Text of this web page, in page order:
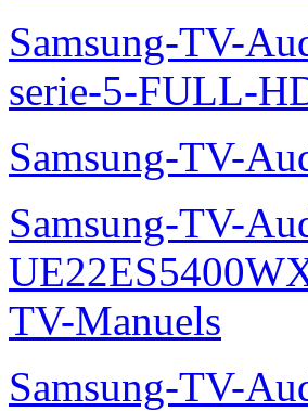
Samsung-TV-
serie-5-FULL-
Samsung-TV-
Samsung-TV-
TV-Manuels
Samsung-TV-